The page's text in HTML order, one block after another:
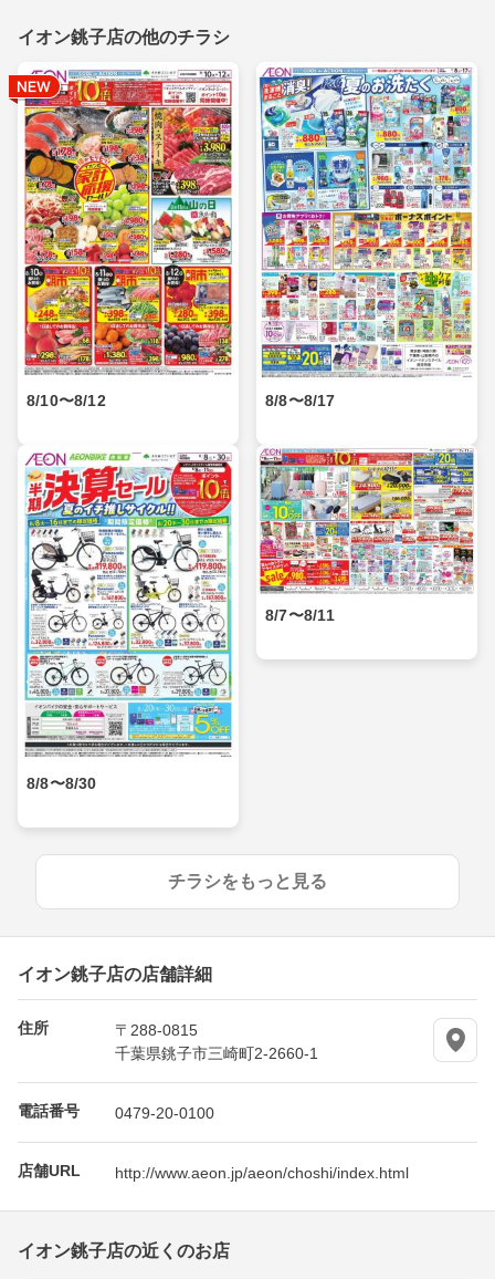
イオン銚子店の他のチラシ
8/10〜8/12 8/8〜8/17
8/8〜8/30
8/7〜8/11
チラシをもっと見る
イオン銚子店の店舗詳細
住所
〒288-0815
千葉県銚子市三崎町2-2660-1
電話番号 0479-20-0100
店舗URL http://www.aeon.jp/aeon/choshi/index.html
イオン銚子店の近くのお店